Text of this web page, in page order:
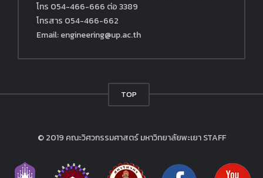
โทร 054-466-666 ต่อ 3389
โทรสาร 054-466-662
Email: engineering@up.ac.th
TOP
© 2019 คณะวิศวกรรมศาสตร์ มหาวิทยาลัยพะเยาSTAFF